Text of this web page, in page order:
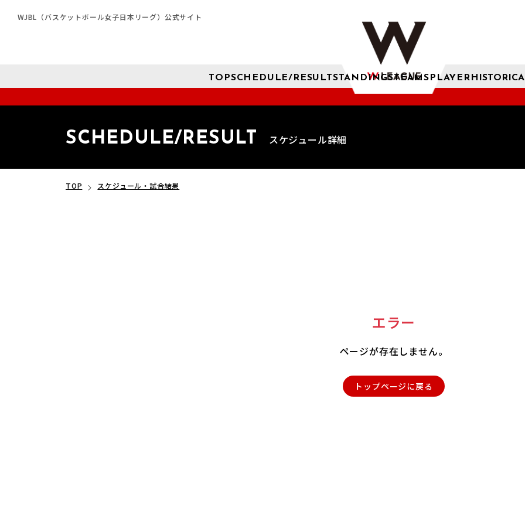
WJBL（バスケットボール女子日本リーグ）公式サイト
TOPSCHEDULE/RESULTSTANDINGSTEAMSPLAYER
SCHEDULE/RESULT スケジュール詳細
TOP スケジュール・試合結果
エラー
ページが存在しません。
トップページに戻る